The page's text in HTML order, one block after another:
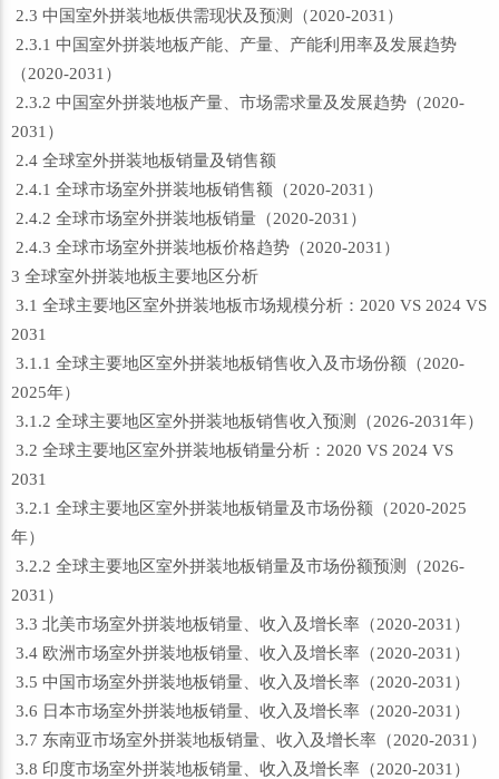
2.3 中国室外拼装地板供需现状及预测（2020-2031）
2.3.1 中国室外拼装地板产能、产量、产能利用率及发展趋势
（2020-2031）
2.3.2 中国室外拼装地板产量、市场需求量及发展趋势（2020-
2031）
2.4 全球室外拼装地板销量及销售额
2.4.1 全球市场室外拼装地板销售额（2020-2031）
2.4.2 全球市场室外拼装地板销量（2020-2031）
2.4.3 全球市场室外拼装地板价格趋势（2020-2031）
3 全球室外拼装地板主要地区分析
3.1 全球主要地区室外拼装地板市场规模分析：2020 VS 2024 VS
2031
3.1.1 全球主要地区室外拼装地板销售收入及市场份额（2020-
2025年）
3.1.2 全球主要地区室外拼装地板销售收入预测（2026-2031年）
3.2 全球主要地区室外拼装地板销量分析：2020 VS 2024 VS
2031
3.2.1 全球主要地区室外拼装地板销量及市场份额（2020-2025
年）
3.2.2 全球主要地区室外拼装地板销量及市场份额预测（2026-
2031）
3.3 北美市场室外拼装地板销量、收入及增长率（2020-2031）
3.4 欧洲市场室外拼装地板销量、收入及增长率（2020-2031）
3.5 中国市场室外拼装地板销量、收入及增长率（2020-2031）
3.6 日本市场室外拼装地板销量、收入及增长率（2020-2031）
3.7 东南亚市场室外拼装地板销量、收入及增长率（2020-2031）
3.8 印度市场室外拼装地板销量、收入及增长率（2020-2031）